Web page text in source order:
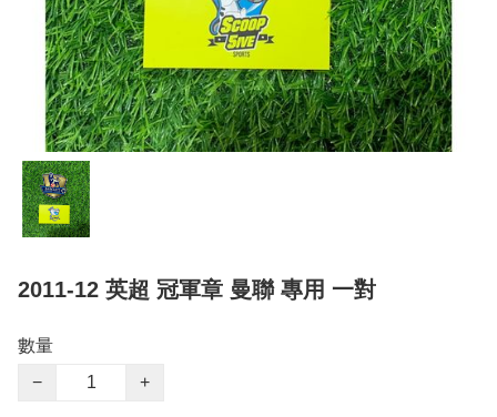
2011-12 英超 冠軍章 曼聯 專用 一對
數量
−
+